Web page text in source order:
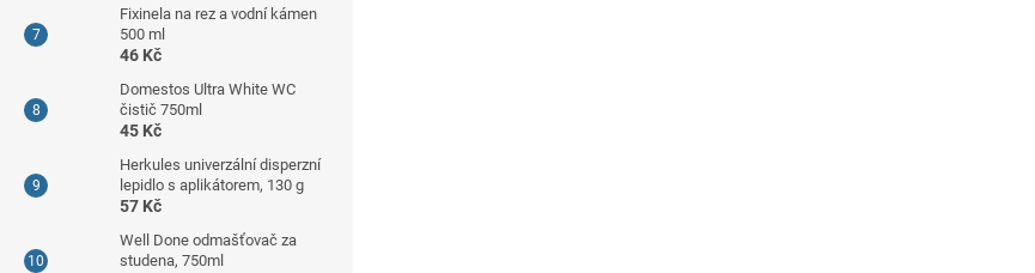
Fixinela na rez a vodní kámen
500 ml
46 Kč
Domestos Ultra White WC
čistič 750ml
45 Kč
Herkules univerzální disperzní
lepidlo s aplikátorem, 130 g
57 Kč
Well Done odmašťovač za
studena, 750ml